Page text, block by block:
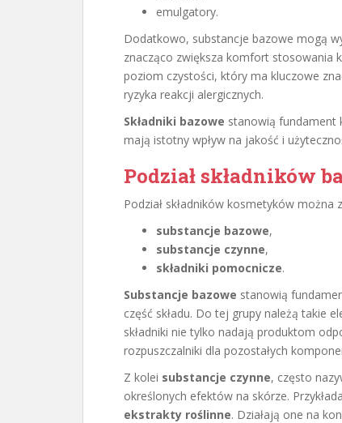
emulgatory.
Dodatkowo, substancje bazowe mogą
znacząco zwiększa komfort stosowania
poziom czystości, który ma kluczowe
ryzyka reakcji alergicznych.
Składniki bazowe stanowią fundament
mają istotny wpływ na jakość i
Podział składników
Podział składników kosmetyków
substancje bazowe,
substancje czynne,
składniki pomocnicze.
Substancje bazowe stanowią
część składu. Do tej grupy należą takie
składniki nie tylko nadają produktom
rozpuszczalniki dla pozostałych
Z kolei substancje czynne, często
określonych efektów na skórze.
ekstrakty roślinne. Działają one na